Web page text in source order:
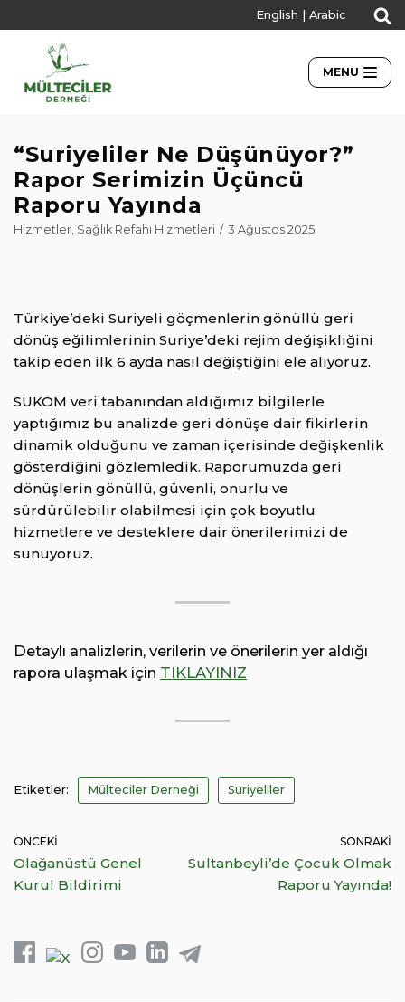
English Arabic
MENU
“Suriyeliler Ne Düşünüyor?”
Rapor Serimizin Üçüncü
Raporu Yayında
Hizmetler, Sağlık Refahı Hizmetleri 3 Ağustos 2025
Türkiye’deki Suriyeli göçmenlerin gönüllü geri
dönüş eğilimlerinin Suriye’deki rejim değişikliğini
takip eden ilk 6 ayda nasıl değiştiğini ele alıyoruz.
SUKOM veri tabanından aldığımız bilgilerle
yaptığımız bu analizde geri dönüşe dair fikirlerin
dinamik olduğunu ve zaman içerisinde değişkenlik
gösterdiğini gözlemledik. Raporumuzda geri
dönüşlerin gönüllü, güvenli, onurlu ve
sürdürülebilir olabilmesi için çok boyutlu
hizmetlere ve desteklere dair önerilerimizi de
sunuyoruz.
Detaylı analizlerin, verilerin ve önerilerin yer aldığı
rapora ulaşmak için TIKLAYINIZ
Etiketler: Mülteciler Derneği Suriyeliler
ÖNCEKI
Olağanüstü Genel
Kurul Bildirimi
SONRAKI
Sultanbeyli’de Çocuk Olmak
Raporu Yayında!